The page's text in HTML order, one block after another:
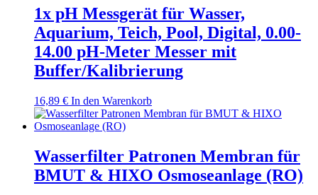
1x pH Messgerät für Wasser,
Aquarium, Teich, Pool, Digital, 0.00-
14.00 pH-Meter Messer mit
Buffer/Kalibrierung
16,89 € In den Warenkorb
Wasserfilter Patronen Membran für
BMUT & HIXO Osmoseanlage (RO)